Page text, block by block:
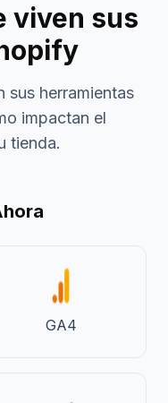
viven sus
sus herramientas
impactan el
tienda.
GA4